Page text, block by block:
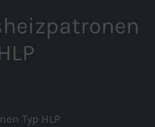
Typ HLP